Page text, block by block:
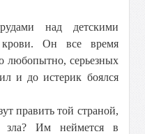
над детскими
Он все время
любопытно, серьезных
и до истерик боялся
править той страной,
зла? Им неймется в